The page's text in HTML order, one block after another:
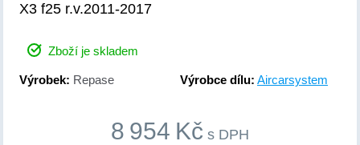
Zboží je skladem
X3 f25 r.v.2011-2017
Výrobek: Repase Výrobce dílu: Aircarsystem
8 954 Kč s DPH